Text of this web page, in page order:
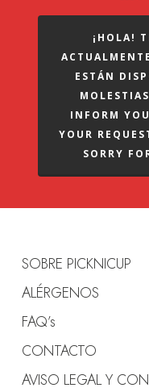
¡HOLA!
ESTÁN
INFORM
YOUR
SORRY
SOBRE PICKNICUP
ALÉRGENOS
FAQ’s
CONTACTO
AVISO LEGAL Y